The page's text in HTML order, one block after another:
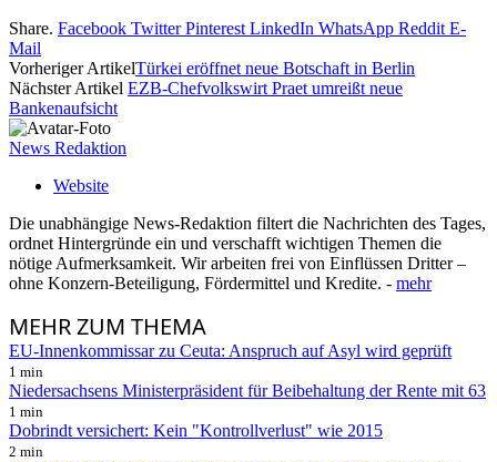
Share. Facebook Twitter Pinterest LinkedIn WhatsApp Reddit E-
Mail
Vorheriger ArtikelTürkei eröffnet neue Botschaft in Berlin
Nächster Artikel EZB-Chefvolkswirt Praet umreißt neue
Bankenaufsicht
News Redaktion
Website
Die unabhängige News-Redaktion filtert die Nachrichten des Tages,
ordnet Hintergründe ein und verschafft wichtigen Themen die
nötige Aufmerksamkeit. Wir arbeiten frei von Einflüssen Dritter –
ohne Konzern-Beteiligung, Fördermittel und Kredite. - mehr
MEHRZUM THEMA
EU-Innenkommissar zu Ceuta: Anspruch auf Asyl wird geprüft
1 min
Niedersachsens Ministerpräsident für Beibehaltung der Rente mit 63
1 min
Dobrindt versichert: Kein "Kontrollverlust" wie 2015
2 min